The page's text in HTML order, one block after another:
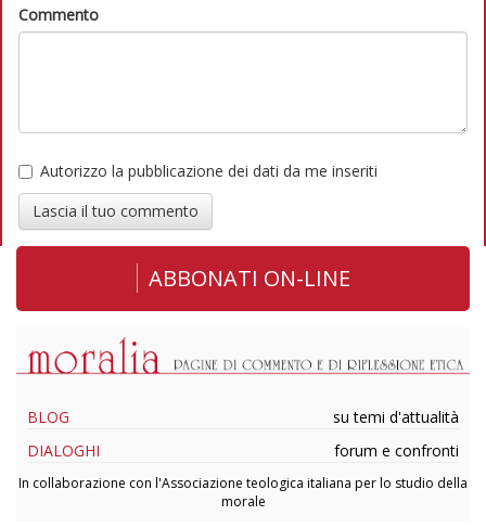
Commento
Autorizzo la pubblicazione dei dati da me inseriti
Lascia il tuo commento
ABBONATI ON-LINE
BLOG
su temi d'attualità
DIALOGHI
forum e confronti
In collaborazione con l'Associazione teologica italiana per lo studio della
morale